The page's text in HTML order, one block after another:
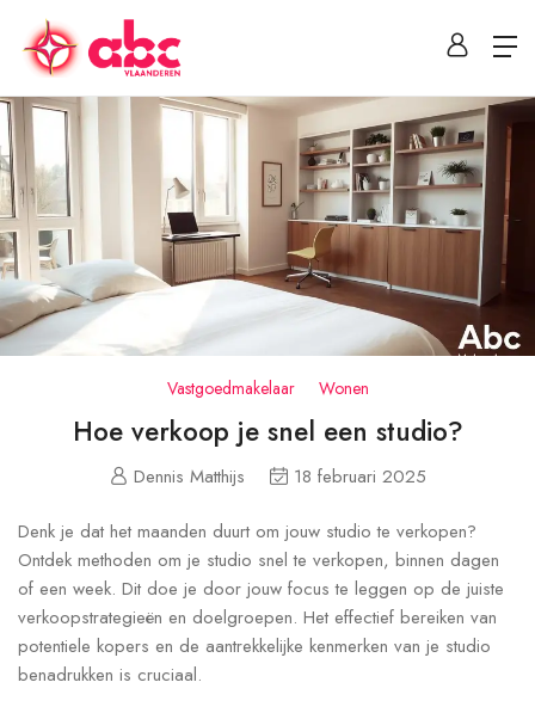
Vastgoedmakelaar Wonen
Hoe verkoop je snel een studio?
Dennis Matthijs 18 februari 2025
Denk je dat het maanden duurt om jouw studio te verkopen?
Ontdek methoden om je studio snel te verkopen, binnen dagen
of een week. Dit doe je door jouw focus te leggen op de juiste
verkoopstrategieën en doelgroepen. Het effectief bereiken van
potentiele kopers en de aantrekkelijke kenmerken van je studio
benadrukken is cruciaal.